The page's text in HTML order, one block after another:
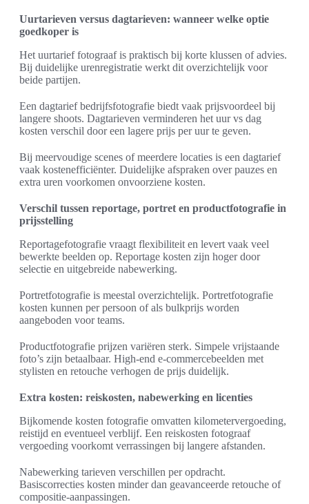
Uurtarieven versus dagtarieven: wanneer welke optie
goedkoper is
Het uurtarief fotograaf is praktisch bij korte klussen of advies.
Bij duidelijke urenregistratie werkt dit overzichtelijk voor
beide partijen.
Een dagtarief bedrijfsfotografie biedt vaak prijsvoordeel bij
langere shoots. Dagtarieven verminderen het uur vs dag
kosten verschil door een lagere prijs per uur te geven.
Bij meervoudige scenes of meerdere locaties is een dagtarief
vaak kostenefficiënter. Duidelijke afspraken over pauzes en
extra uren voorkomen onvoorziene kosten.
Verschil tussen reportage, portret en productfotografie in
prijsstelling
Reportagefotografie vraagt flexibiliteit en levert vaak veel
bewerkte beelden op. Reportage kosten zijn hoger door
selectie en uitgebreide nabewerking.
Portretfotografie is meestal overzichtelijk. Portretfotografie
kosten kunnen per persoon of als bulkprijs worden
aangeboden voor teams.
Productfotografie prijzen variëren sterk. Simpele vrijstaande
foto’s zijn betaalbaar. High-end e-commercebeelden met
stylisten en retouche verhogen de prijs duidelijk.
Extra kosten: reiskosten, nabewerking en licenties
Bijkomende kosten fotografie omvatten kilometervergoeding,
reistijd en eventueel verblijf. Een reiskosten fotograaf
vergoeding voorkomt verrassingen bij langere afstanden.
Nabewerking tarieven verschillen per opdracht.
Basiscorrecties kosten minder dan geavanceerde retouche of
compositie-aanpassingen.